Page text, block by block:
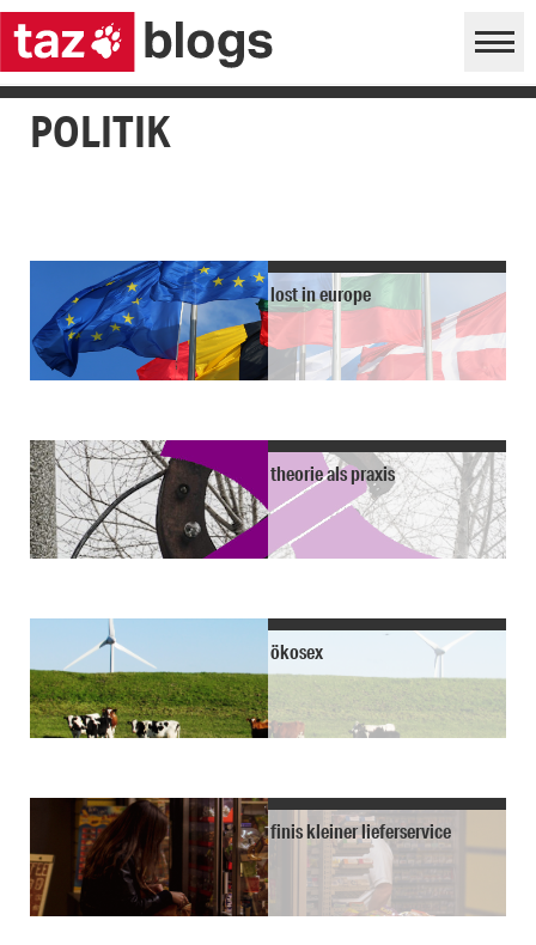
POLITIK
lost in europe
theorie als praxis
ökosex
finis kleiner lieferservice